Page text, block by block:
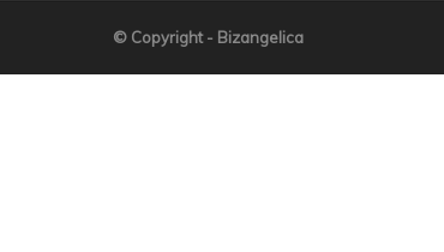
© Copyright - Bizangelica